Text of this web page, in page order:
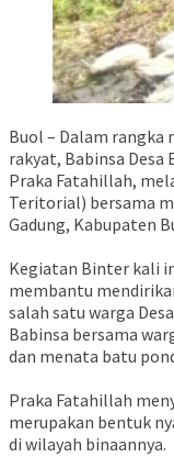
Buol – Dalam
rakyat, Babinsa
Praka Fatahillah,
Teritorial) bersama
Gadung, Kabupaten
Kegiatan Binter kali
membantu
salah satu warga
Babinsa bersama
dan menata batu
Praka Fatahillah
merupakan bentuk
di wilayah binaannya.